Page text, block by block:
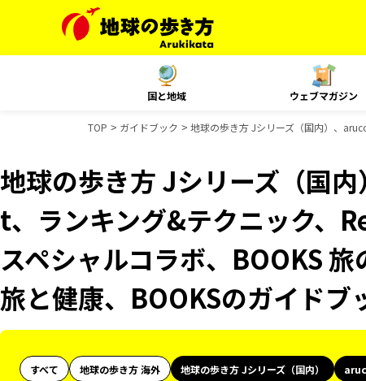
国と地域 ウェブマガジン
TOP ガイドブック 地球の歩き方 Jシリーズ（国内）、
地球の歩き方 Jシリーズ（国
t、ランキング&テクニック、
スペシャルコラボ、BOOKS
旅と健康、BOOKSのガイドブ
すべて 地球の歩き方 海外 地球の歩き方 Jシリーズ（国内）